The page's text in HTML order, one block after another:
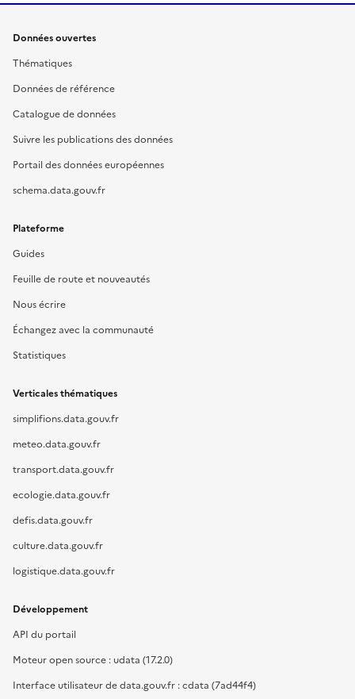
Données ouvertes
Thématiques
Données de référence
Catalogue de données
Suivre les publications des données
Portail des données européennes
schema.data.gouv.fr
Plateforme
Guides
Feuille de route et nouveautés
Nous écrire
Échangez avec la communauté
Statistiques
Verticales thématiques
simplifions.data.gouv.fr
meteo.data.gouv.fr
transport.data.gouv.fr
ecologie.data.gouv.fr
defis.data.gouv.fr
culture.data.gouv.fr
logistique.data.gouv.fr
Développement
API du portail
Moteur open source : udata (17.2.0)
Interface utilisateur de data.gouv.fr : cdata (7ad44f4)